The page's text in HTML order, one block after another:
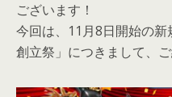
ございます！
今回は、11月8日開始の
創立祭」につきまして、